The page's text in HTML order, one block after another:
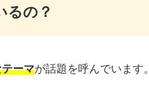
るの？
ーマが話題を呼んでいます。